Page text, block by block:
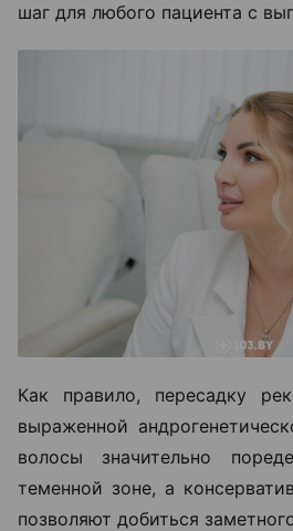
шаг для любого пациента с
Как правило, пересадку
выраженной
волосы значительно
теменной зоне, а
позволяют добиться